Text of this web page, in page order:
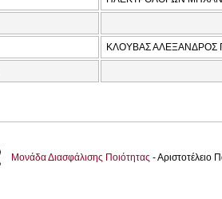
ΚΛΟΥΒΑΣ ΑΛΕΞΑΝΔΡΟΣ
Μονάδα Διασφάλισης Ποιότητας -